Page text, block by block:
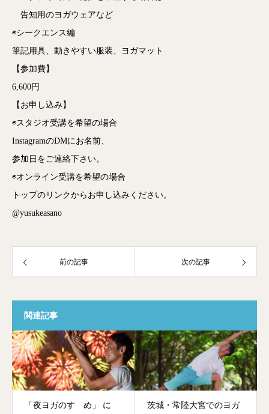
告知用のヨガウェアなど
◉シークエンス編
筆記用具、動きやすい服装、ヨガマット
【参加費】
6,600円
【お申し込み】
◉スタジオ受講を希望の場合
InstagramのDMにお名前、
参加日をご連絡下さい。
◉オンライン受講を希望の場合
トップのリンクからお申し込みください。
@yusukeasano
前の記事 次の記事
関連記事
「夜ヨガのすゝめ」 に
茨城・常陸大宮でのヨガ